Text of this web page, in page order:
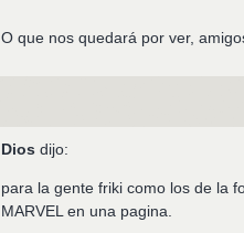
O que nos quedará por ver,
Dios dijo:
para la gente friki como los de la
MARVEL en una pagina.